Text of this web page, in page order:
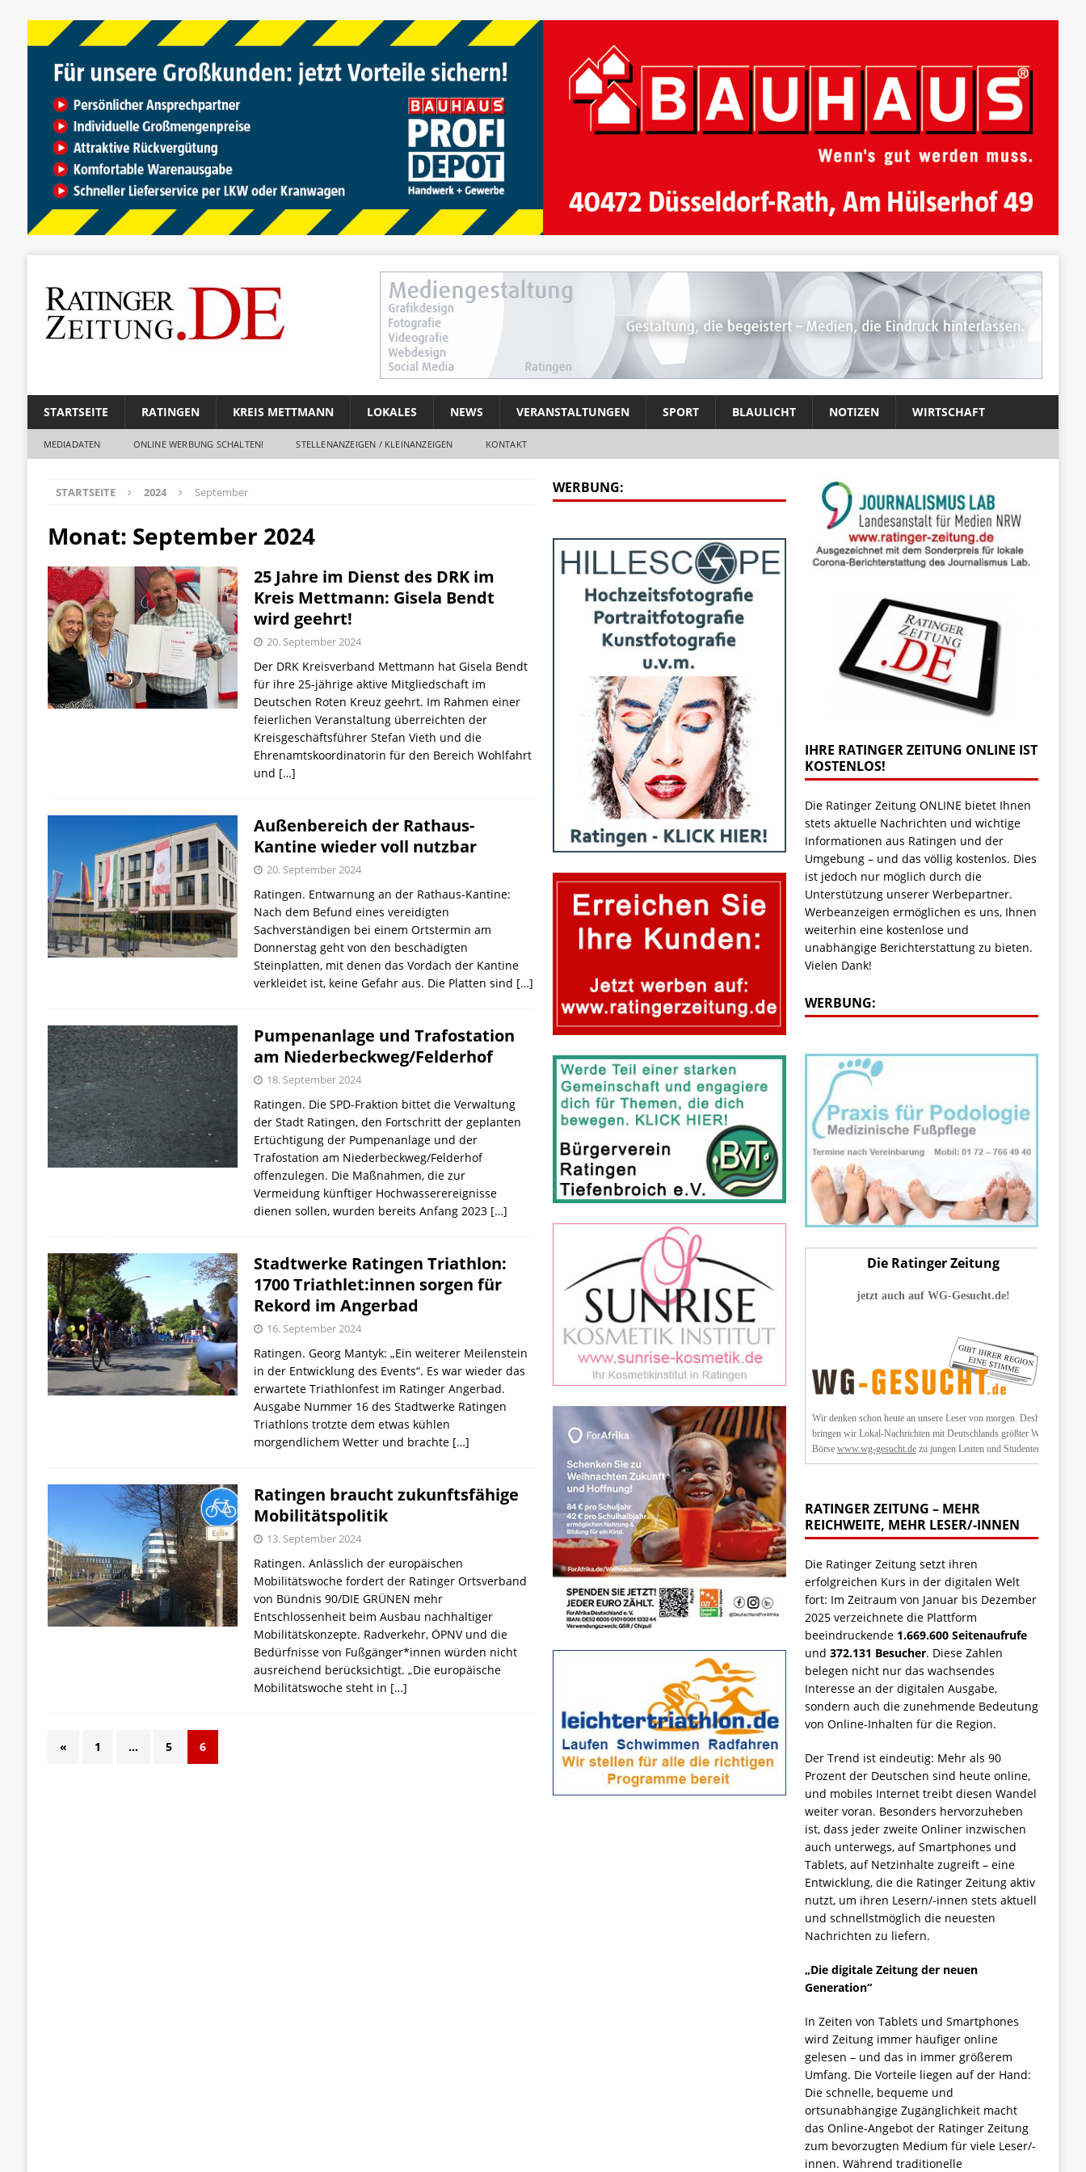
STARTSEITE RATINGEN KREIS METTMANN LOKALES NEWS VERANSTALTUNGEN SPORT BLAULICHT NOTIZEN WIRTSCHAFT
MEDIADATEN ONLINE WERBUNG SCHALTEN! STELLENANZEIGEN / KLEINANZEIGEN KONTAKT
STARTSEITE 2024 September
Monat: September 2024
25 Jahre im Dienst des DRK im
Kreis Mettmann: Gisela Bendt
wird geehrt!
20. September 2024
Der DRK Kreisverband Mettmann hat Gisela Bendt
für ihre 25-jährige aktive Mitgliedschaft im
Deutschen Roten Kreuz geehrt. Im Rahmen einer
feierlichen Veranstaltung überreichten der
Kreisgeschäftsführer Stefan Vieth und die
Ehrenamtskoordinatorin für den Bereich Wohlfahrt
und […]
Außenbereich der Rathaus-
Kantine wieder voll nutzbar
20. September 2024
Ratingen. Entwarnung an der Rathaus-Kantine:
Nach dem Befund eines vereidigten
Sachverständigen bei einem Ortstermin am
Donnerstag geht von den beschädigten
Steinplatten, mit denen das Vordach der Kantine
verkleidet ist, keine Gefahr aus. Die Platten sind […]
Pumpenanlage und Trafostation
am Niederbeckweg/Felderhof
18. September 2024
Ratingen. Die SPD-Fraktion bittet die Verwaltung
der Stadt Ratingen, den Fortschritt der geplanten
Ertüchtigung der Pumpenanlage und der
Trafostation am Niederbeckweg/Felderhof
offenzulegen. Die Maßnahmen, die zur
Vermeidung künftiger Hochwasserereignisse
dienen sollen, wurden bereits Anfang 2023 […]
Stadtwerke Ratingen Triathlon:
1700 Triathlet:innen sorgen für
Rekord im Angerbad
16. September 2024
Ratingen. Georg Mantyk: „Ein weiterer Meilenstein
in der Entwicklung des Events“. Es war wieder das
erwartete Triathlonfest im Ratinger Angerbad.
Ausgabe Nummer 16 des Stadtwerke Ratingen
Triathlons trotzte dem etwas kühlen
morgendlichem Wetter und brachte […]
Ratingen braucht zukunftsfähige
Mobilitätspolitik
13. September 2024
Ratingen. Anlässlich der europäischen
Mobilitätswoche fordert der Ratinger Ortsverband
von Bündnis 90/DIE GRÜNEN mehr
Entschlossenheit beim Ausbau nachhaltiger
Mobilitätskonzepte. Radverkehr, ÖPNV und die
Bedürfnisse von Fußgänger*innen würden nicht
ausreichend berücksichtigt. „Die europäische
Mobilitätswoche steht in […]
« 1 … 5 6
WERBUNG:
IHRE RATINGER ZEITUNG ONLINE IST
KOSTENLOS!
Die Ratinger Zeitung ONLINE bietet Ihnen
stets aktuelle Nachrichten und wichtige
Informationen aus Ratingen und der
Umgebung – und das völlig kostenlos. Dies
ist jedoch nur möglich durch die
Unterstützung unserer Werbepartner.
Werbeanzeigen ermöglichen es uns, Ihnen
weiterhin eine kostenlose und
unabhängige Berichterstattung zu bieten.
Vielen Dank!
WERBUNG:
Die Ratinger Zeitung
jetzt auch auf WG-Gesucht.de!
Wir denken schon heute an unsere Leser von morgen. Deshalb
bringen wir Lokal-Nachrichten mit Deutschlands größter WG-
Börse www.wg-gesucht.dezu jungen Leuten und Studenten.
RATINGER ZEITUNG – MEHR
REICHWEITE, MEHR LESER/-INNEN
Die Ratinger Zeitung setzt ihren
erfolgreichen Kurs in der digitalen Welt
fort: Im Zeitraum von Januar bis Dezember
2025 verzeichnete die Plattform
beeindruckende 1.669.600 Seitenaufrufe
und 372.131 Besucher. Diese Zahlen
belegen nicht nur das wachsendes
Interesse an der digitalen Ausgabe,
sondern auch die zunehmende Bedeutung
von Online-Inhalten für die Region.
Der Trend ist eindeutig: Mehr als 90
Prozent der Deutschen sind heute online,
und mobiles Internet treibt diesen Wandel
weiter voran. Besonders hervorzuheben
ist, dass jeder zweite Onliner inzwischen
auch unterwegs, auf Smartphones und
Tablets, auf Netzinhalte zugreift – eine
Entwicklung, die die Ratinger Zeitung aktiv
nutzt, um ihren Lesern/-innen stets aktuell
und schnellstmöglich die neuesten
Nachrichten zu liefern.
„Die digitale Zeitung der neuen
Generation“
In Zeiten von Tablets und Smartphones
wird Zeitung immer häufiger online
gelesen – und das in immer größerem
Umfang. Die Vorteile liegen auf der Hand:
Die schnelle, bequeme und
ortsunabhängige Zugänglichkeit macht
das Online-Angebot der Ratinger Zeitung
zum bevorzugten Medium für viele Leser/-
innen. Während traditionelle